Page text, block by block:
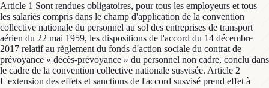
Article 1 Sont rendues obligatoires, pour tous les employeurs et tous
les salariés compris dans le champ d'application de la convention
collective nationale du personnel au sol des entreprises de transport
aérien du 22 mai 1959, les dispositions de l'accord du 14 décembre
2017 relatif au règlement du fonds d'action sociale du contrat de
prévoyance « décès-prévoyance » du personnel non cadre, conclu dans
le cadre de la convention collective nationale susvisée. Article 2
L'extension des effets et sanctions de l'accord susvisé prend effet à